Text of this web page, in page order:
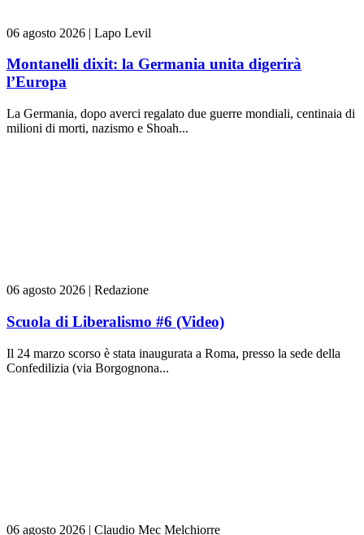
06 agosto 2026 | Lapo Levil
Montanelli dixit: la Germania unita digerirà
l’Europa
La Germania, dopo averci regalato due guerre mondiali, centinaia di
milioni di morti, nazismo e Shoah...
06 agosto 2026 | Redazione
Scuola di Liberalismo #6 (Video)
Il 24 marzo scorso è stata inaugurata a Roma, presso la sede della
Confedilizia (via Borgognona...
06 agosto 2026 | Claudio Mec Melchiorre